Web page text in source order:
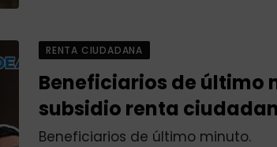
RENTA CIUDADANA
Beneficiarios de último
subsidio renta
Beneficiarios de último minuto.